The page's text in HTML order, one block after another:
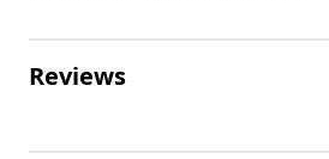
Reviews